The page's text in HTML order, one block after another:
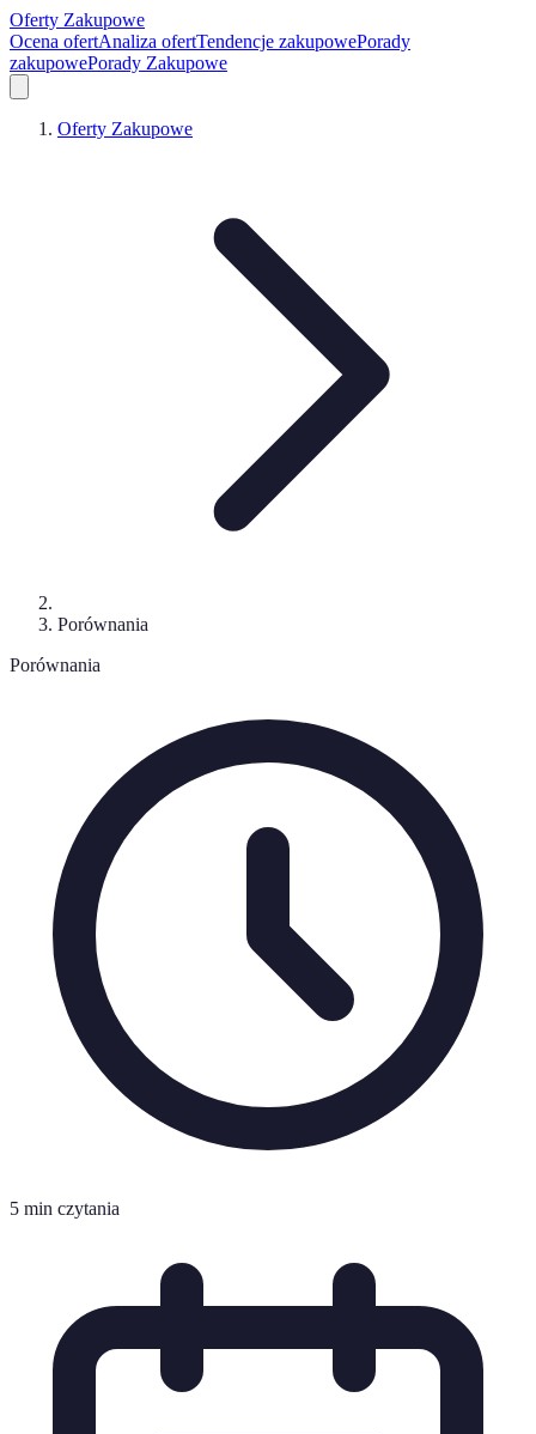
Oferty Zakupowe
Ocena ofertAnaliza ofertTendencje zakupowePorady
zakupowePorady Zakupowe
Oferty Zakupowe
Porównania
Porównania
5 min czytania